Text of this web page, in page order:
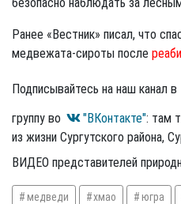
Ранее «Вестник» писал, что
медвежата-сироты после
Подписывайтесь на наш канал в
группу во
"ВКонтакте": там
из жизни Сургутского района,
ВИДЕО представителей
медведи хмао югра